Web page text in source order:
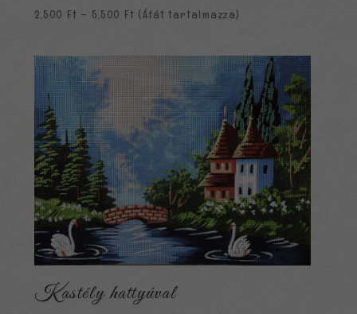
2,500 Ft – 5,500 Ft Ártartomány:
5,500 Ft
(Áfát tartalmazza)
Kastély hattyúval